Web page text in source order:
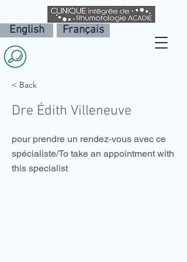
Français
English
< Back
Dre Édith Villeneuve
pour prendre un rendez-vous avec ce
spécialiste/To take an appointment with
this specialist